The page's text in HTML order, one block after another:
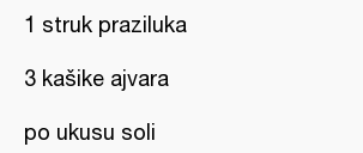
1 struk praziluka
3 kašike ajvara
po ukusu soli